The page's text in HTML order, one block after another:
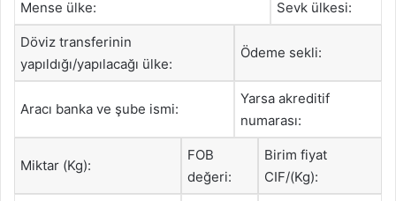
Mense ülke: Sevk ülkesi:
Döviz transferinin
yapıldığı/yapılacağı ülke:
Ödeme sekli:
Aracı banka ve şube ismi:
Yarsa akreditif
numarası:
Miktar (Kg):
FOB
değeri:
Birim fiyat
CIF/(Kg):